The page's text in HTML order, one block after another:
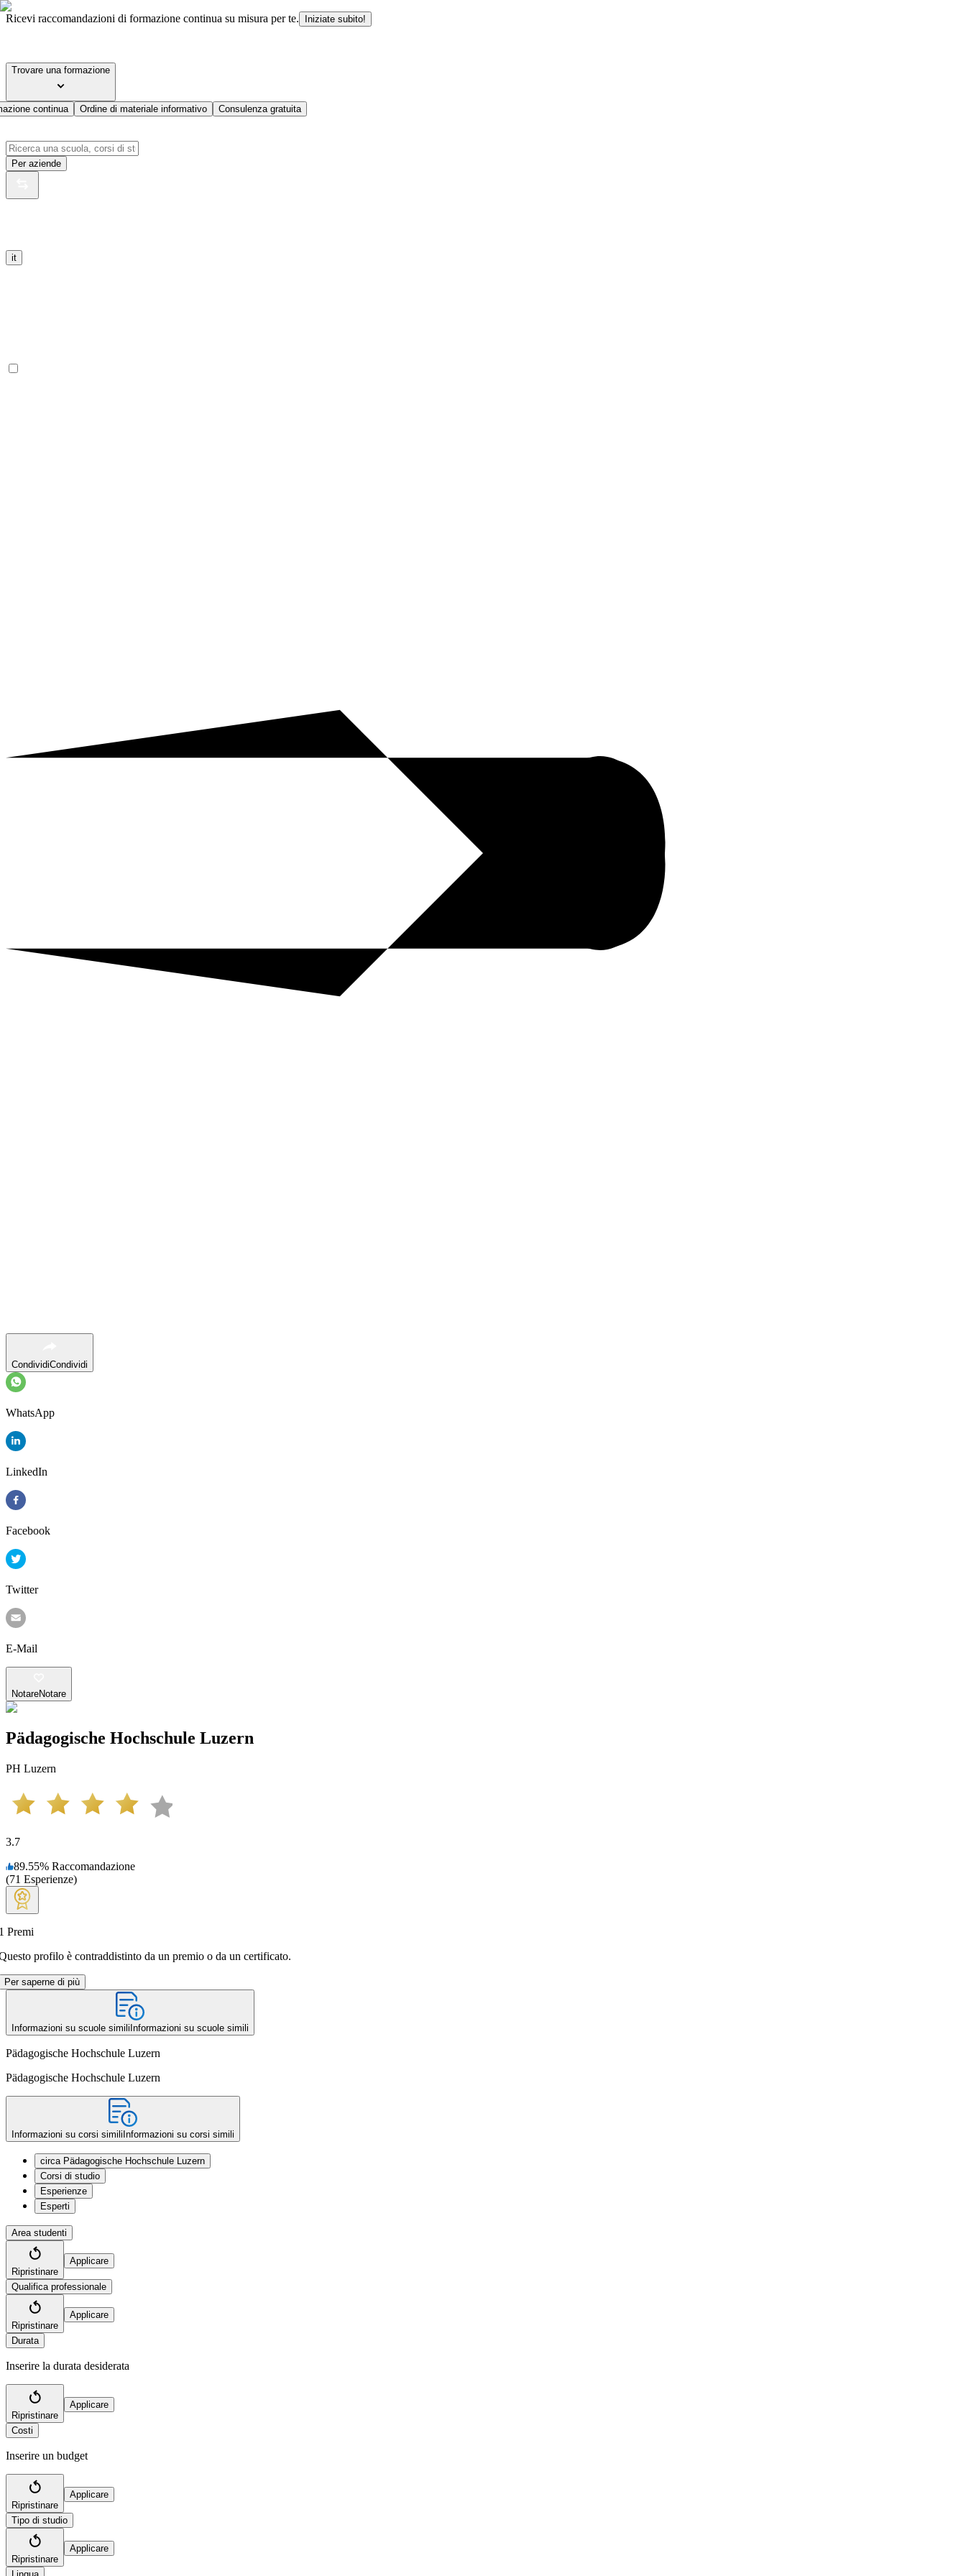
Ricevi raccomandazioni di formazione continua su misura per te. Iniziate subito!
Trovare una formazione
continua Ordine di materiale informativo Consulenza gratuita
Per aziende
it
CondividiCondividi
WhatsApp
LinkedIn
Facebook
Twitter
E-Mail
NotareNotare
Pädagogische Hochschule Luzern
PH Luzern
3.7
89.55% Raccomandazione
(71 Esperienze)
Premi
profilo è contraddistinto da un premio o da un certificato.
Per saperne di più
Informazioni su scuole simili Informazioni su scuole simili
Pädagogische Hochschule Luzern
Pädagogische Hochschule Luzern
Informazioni su corsi simili Informazioni su corsi simili
circa Pädagogische Hochschule Luzern
Corsi di studio
Esperienze
Esperti
Area studenti
Ripristinare
Applicare
Qualifica professionale
Ripristinare
Applicare
Durata
Inserire la durata desiderata
Ripristinare
Applicare
Costi
Inserire un budget
Ripristinare
Applicare
Tipo di studio
Ripristinare
Applicare